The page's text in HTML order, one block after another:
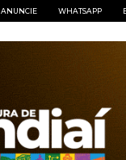
ANUNCIE WHATSAPP